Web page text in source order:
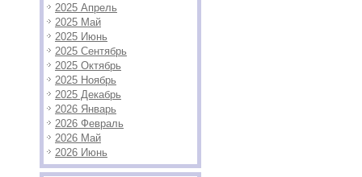
2025 Апрель
2025 Май
2025 Июнь
2025 Сентябрь
2025 Октябрь
2025 Ноябрь
2025 Декабрь
2026 Январь
2026 Февраль
2026 Май
2026 Июнь